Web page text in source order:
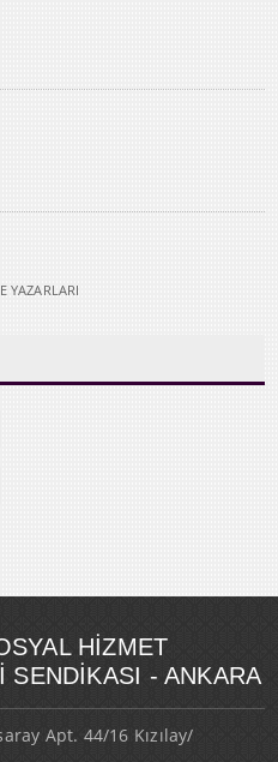
YAZARLARI
HİZMET
SENDİKASI - ANKARA
Apt. 44/16 Kızılay/